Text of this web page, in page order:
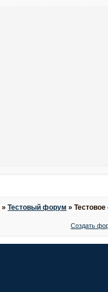
»Тестовый форум »
Создать